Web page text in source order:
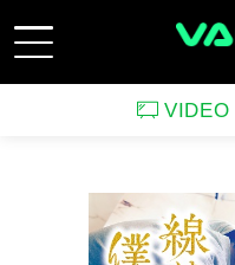
新規会員登録
VIDEO
サウンドトラック（テレ
韓国ドラマ